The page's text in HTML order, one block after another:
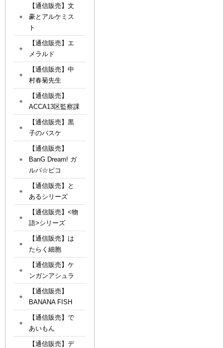
【通信販売】文
豪とアルケミス
ト
【通信販売】エ
メラルド
【通信販売】中
村春菊先生
【通信販売】
ACCA13区監察課
【通信販売】黒
子のバスケ
【通信販売】
BanG Dream! ガ
ルパ☆ピコ
【通信販売】と
あるシリーズ
【通信販売】<物
語>シリーズ
【通信販売】は
たらく細胞
【通信販売】ケ
ンガンアシュラ
【通信販売】
BANANA FISH
【通信販売】で
あいもん
【通信販売】デ